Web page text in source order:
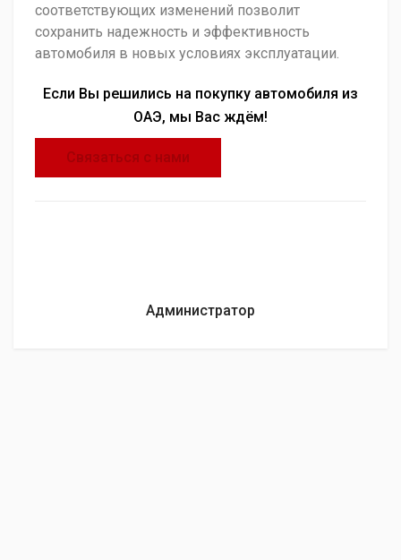
соответствующих изменений позволит
сохранить надежность и эффективность
автомобиля в новых условиях эксплуатации.
Если Вы решились на покупку автомобиля из
ОАЭ, мы Вас ждём!
Связаться с нами
Администратор